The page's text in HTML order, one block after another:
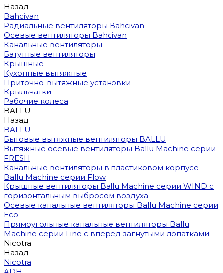
Назад
Bahcivan
Радиальные вентиляторы Bahcivan
Осевые вентиляторы Bahcivan
Канальные вентиляторы
Батутные вентиляторы
Крышные
Кухонные вытяжные
Приточно-вытяжные установки
Крыльчатки
Рабочие колеса
BALLU
Назад
BALLU
Бытовые вытяжные вентиляторы BALLU
Вытяжные осевые вентиляторы Ballu Machine серии
FRESH
Канальные вентиляторы в пластиковом корпусе
Ballu Machine серии Flow
Крышные вентиляторы Ballu Machine серии WIND с
горизонтальным выбросом воздуха
Осевые канальные вентиляторы Ballu Machine серии
Eco
Прямоугольные канальные вентиляторы Ballu
Machine серии Line с вперед загнутыми лопатками
Nicotra
Назад
Nicotra